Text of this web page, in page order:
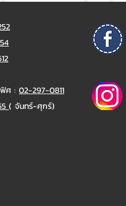
ศ : 02-297-0811
( จันทร์-ศุกร์)